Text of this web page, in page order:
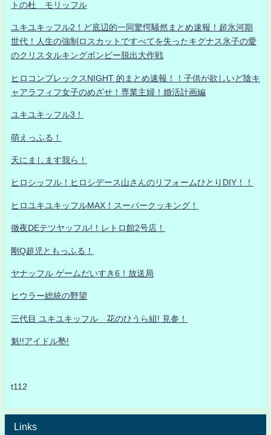
トの杜 モリッフル
ユキユキッフル2！ど底辺的一同驚愕騒然まとめ速報！超氷河期
世代！人生の強制ロスカットですべてを失ったキグナス氷子の愛
のクリスタルキングボンビー脱出大作戦
ヒロコンプレックスNIGHT 的まとめ速報！！子供が欲しいど陰キ
ャアラフィフ女子のめざせ！専業主婦！婚活計画編
ユキユキッフル3！
萌えっふる！
天にまします我ら！
ヒロシッフル！ヒロシデース山さんのリフォームひとりDIY！！
ヒロユキユキッフルMAX！スーパークッキング！
徹夜DEテツヤッフル!！レトロ館2号店！
剛Q超児ともっふる！
ヤナッフル ゲームだいすき6！放送局
ヒウラー総統の野望
三代目 ユキユキッフル 花のひうら組! 見参！
魁!!アイドル塾!
t112
Links